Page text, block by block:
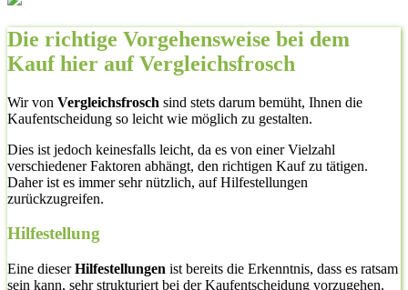
Die richtige Vorgehensweise bei dem
Kauf hier auf Vergleichsfrosch
Wir von Vergleichsfrosch sind stets darum bemüht, Ihnen die
Kaufentscheidung so leicht wie möglich zu gestalten.
Dies ist jedoch keinesfalls leicht, da es von einer Vielzahl
verschiedener Faktoren abhängt, den richtigen Kauf zu tätigen.
Daher ist es immer sehr nützlich, auf Hilfestellungen
zurückzugreifen.
Hilfestellung
Eine dieserHilfestellungen ist bereits die Erkenntnis, dass es ratsam
sein kann, sehr strukturiert bei der Kaufentscheidung vorzugehen.